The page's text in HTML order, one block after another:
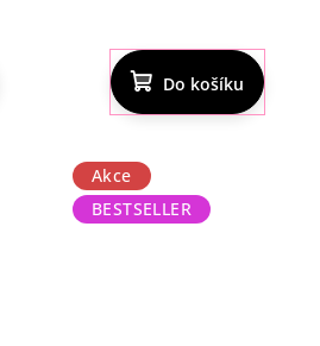
Do košíku
Akce
BESTSELLER